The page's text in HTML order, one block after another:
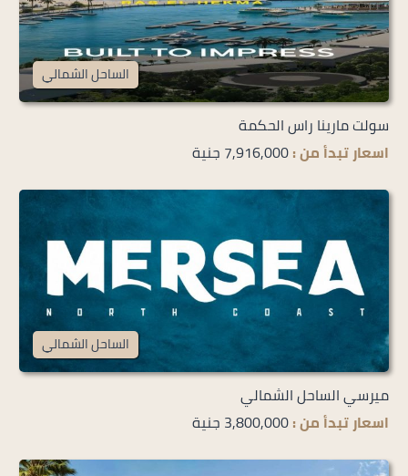
الساحل الشمالي
سولت مارينا راس الحكمة
اسعار تبدأ من :7,916,000 جنية
الساحل الشمالي
ميرسي الساحل الشمالي
اسعار تبدأ من :3,800,000 جنية